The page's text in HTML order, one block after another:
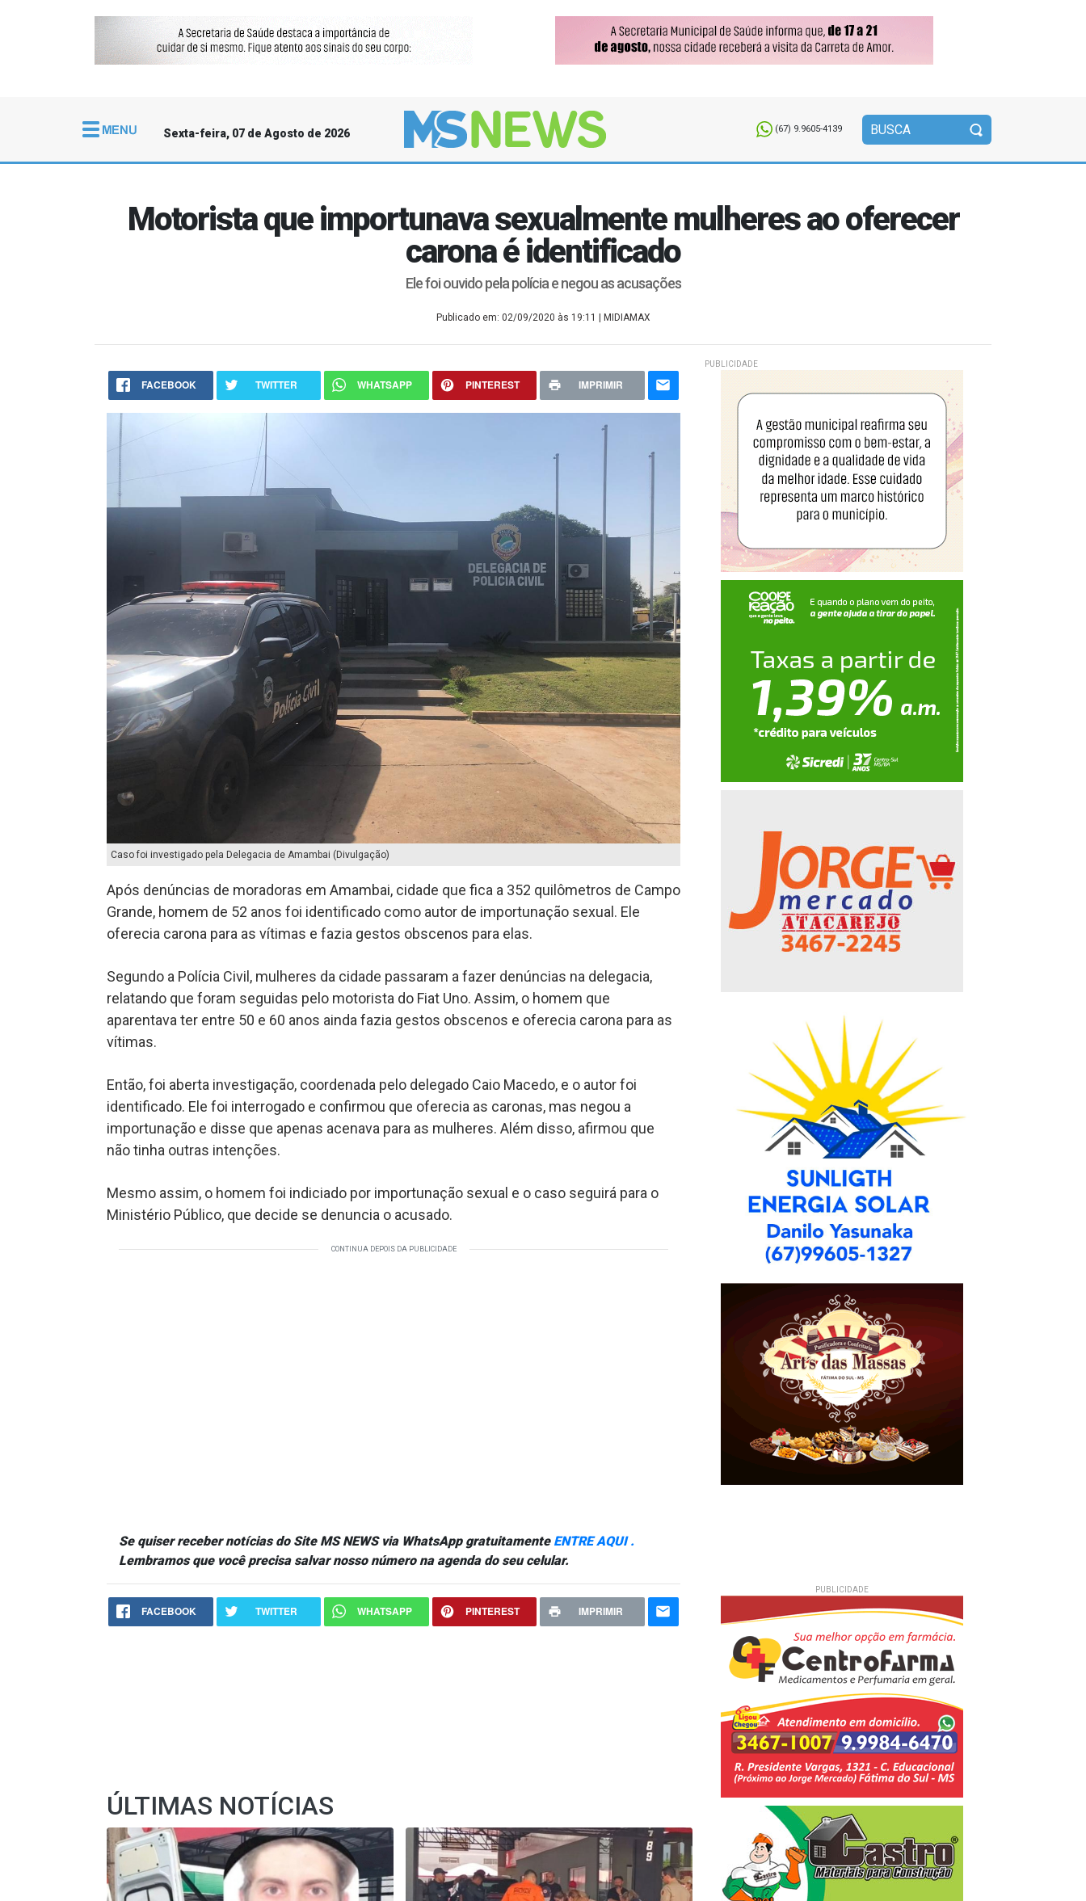
Sexta-feira, 07 de Agosto de 2026 (67) 9.9605-4139
Motorista que importunava sexualmente mulheres ao oferecer
carona é identificado
Ele foi ouvido pela polícia e negou as acusações
Publicado em: 02/09/2020 às 19:11 | MIDIAMAX
FACEBOOK TWITTER WHATSAPP PINTEREST IMPRIMIR
Caso foi investigado pela Delegacia de Amambai (Divulgação)
Após denúncias de moradoras em Amambai, cidade que fica a 352 quilômetros de Campo
Grande, homem de 52 anos foi identificado como autor de importunação sexual. Ele
oferecia carona para as vítimas e fazia gestos obscenos para elas.
Segundo a Polícia Civil, mulheres da cidade passaram a fazer denúncias na delegacia,
relatando que foram seguidas pelo motorista do Fiat Uno. Assim, o homem que
aparentava ter entre 50 e 60 anos ainda fazia gestos obscenos e oferecia carona para as
vítimas.
Então, foi aberta investigação, coordenada pelo delegado Caio Macedo, e o autor foi
identificado. Ele foi interrogado e confirmou que oferecia as caronas, mas negou a
importunação e disse que apenas acenava para as mulheres. Além disso, afirmou que
não tinha outras intenções.
Mesmo assim, o homem foi indiciado por importunação sexual e o caso seguirá para o
Ministério Público, que decide se denuncia o acusado.
CONTINUA DEPOIS DA PUBLICIDADE
Se quiser receber notícias do Site MS NEWS via WhatsApp gratuitamente ENTRE AQUI .
Lembramos que você precisa salvar nosso número na agenda do seu celular.
FACEBOOK TWITTER WHATSAPP PINTEREST IMPRIMIR
ÚLTIMAS NOTÍCIAS
PUBLICIDADE
PUBLICIDADE